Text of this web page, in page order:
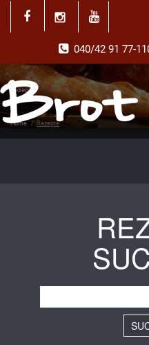
040/42 91 77-
Rezepte
Home / Rezepte